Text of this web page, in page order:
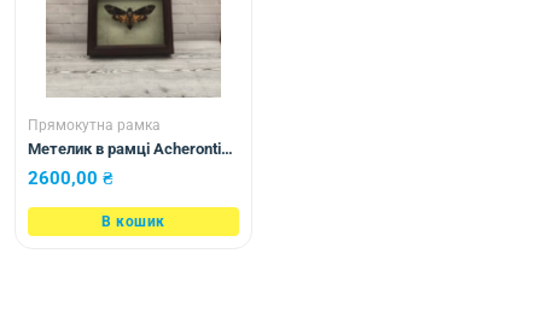
Прямокутна рамка
Метелик в рамці Acherontia
atropos
2600,00 ₴
В кошик